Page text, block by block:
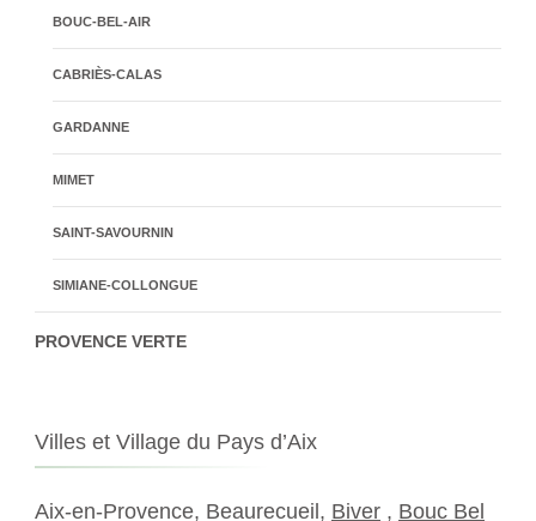
BOUC-BEL-AIR
CABRIÈS-CALAS
GARDANNE
MIMET
SAINT-SAVOURNIN
SIMIANE-COLLONGUE
PROVENCE VERTE
Villes et Village du Pays d’Aix
Aix-en-Provence, Beaurecueil, Biver , Bouc Bel